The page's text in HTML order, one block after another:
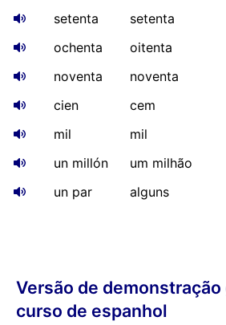
setenta
setenta
ochenta
oitenta
noventa
noventa
cien
cem
mil
mil
un millón
um milhão
un par
alguns
Versão de
curso de espanhol